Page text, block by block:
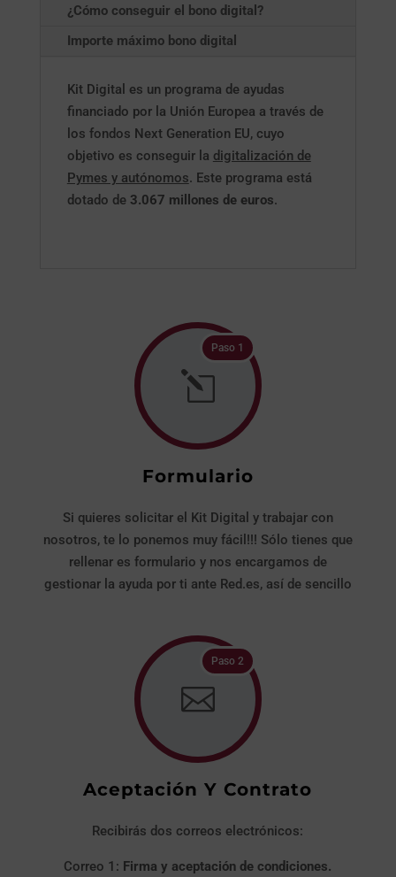
¿Cómo conseguir el bono digital?
Importe máximo bono digital
Kit Digital es un programa de ayudas
financiado por la Unión Europea a través de
los fondos Next Generation EU, cuyo
objetivo es conseguir la digitalización de
Pymes y autónomos. Este programa está
dotado de 3.067 millones de euros.
l
Paso 1
Formulario
Si quieres solicitar el Kit Digital y trabajar con
nosotros, te lo ponemos muy fácil!!! Sólo tienes que
rellenar es formulario y nos encargamos de
gestionar la ayuda por ti ante Red.es, así de sencillo

Paso 2
Aceptación Y Contrato
Recibirás dos correos electrónicos:
Correo 1: Firma y aceptación de condiciones.